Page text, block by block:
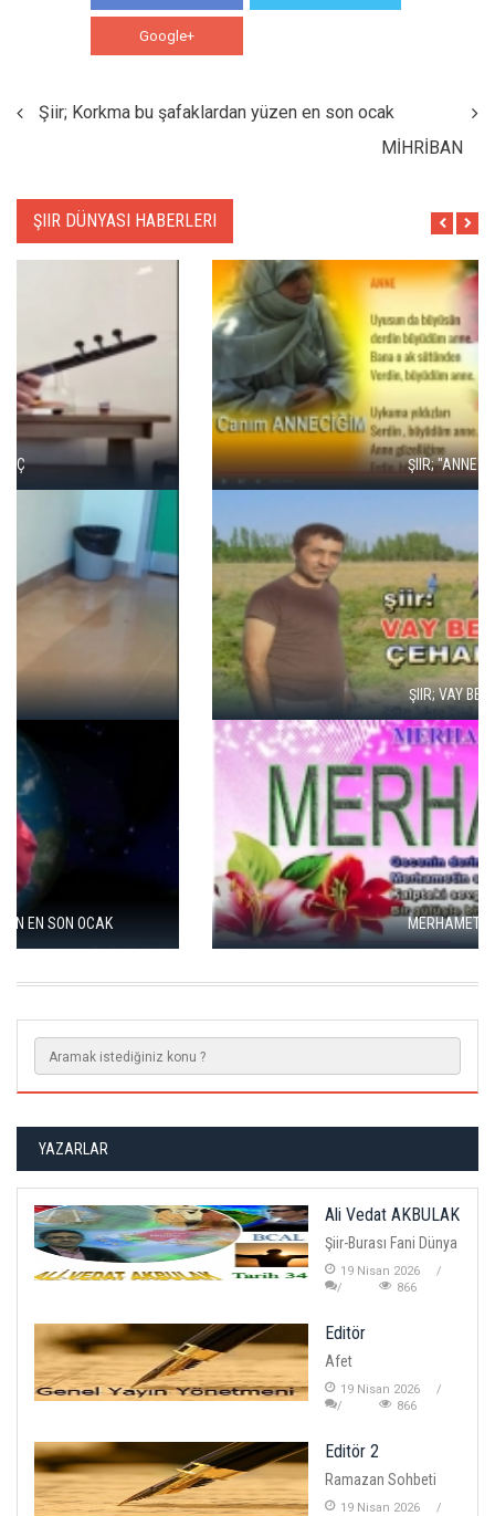
Google+
Şiir; Korkma bu şafaklardan yüzen en son ocak
MİHRİBAN
ŞIIR DÜNYASI HABERLERI
ŞIIR; "ANNE"
ŞIIR; VAY BE
MERHAMET-
YAZARLAR
Ali Vedat AKBULAK
Şiir-Burası Fani Dünya
19 Nisan 2026
866
Editör
Afet
19 Nisan 2026
866
Editör 2
Ramazan Sohbeti
19 Nisan 2026